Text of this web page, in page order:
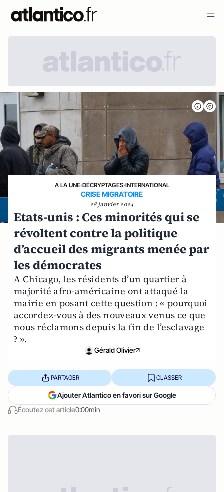
A LA UNE›DÉCRYPTAGES›INTERNATIONAL
CRISE MIGRATOIRE
28 janvier 2024
Etats-unis : Ces minorités qui se
révoltent contre la politique
d’accueil des migrants menée par
les démocrates
A Chicago, les résidents d’un quartier à
majorité afro-américaine ont attaqué la
mairie en posant cette question : « pourquoi
accordez-vous à des nouveaux venus ce que
nous réclamons depuis la fin de l’esclavage
? ».
Gérald Olivier
Écoutez cet article0:00min
PARTAGER CLASSER
Ajouter Atlantico en favori sur Google